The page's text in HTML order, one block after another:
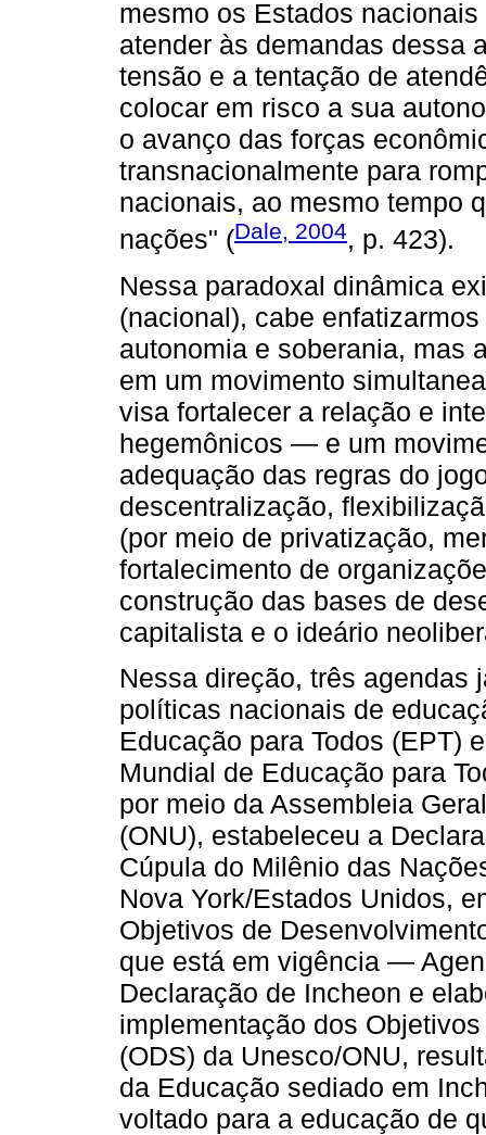
mesmo os Estados
atender às demandas dessa
tensão e a tentação de
colocar em risco a sua
o avanço das forças
transnacionalmente para
nacionais, ao mesmo tempo
nações" (Dale, 2004, p. 423).
Nessa paradoxal dinâmica
(nacional), cabe
autonomia e soberania, mas
em um movimento
visa fortalecer a relação e
hegemônicos — e um
adequação das regras do
descentralização,
(por meio de privatização,
fortalecimento de
construção das bases de
capitalista e o ideário
Nessa direção, três agendas
políticas nacionais de
Educação para Todos (EPT)
Mundial de Educação para
por meio da Assembleia
(ONU), estabeleceu a
Cúpula do Milênio das
Nova York/Estados Unidos,
Objetivos de
que está em vigência —
Declaração de Incheon e
implementação dos
(ODS) da Unesco/ONU,
da Educação sediado em
voltado para a educação de